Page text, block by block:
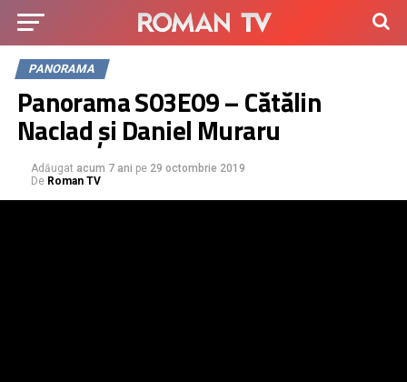
PANORAMA
Panorama S03E09 – Cătălin
Naclad și Daniel Muraru
Adăugat acum 7 ani pe 29 octombrie 2019
De Roman TV